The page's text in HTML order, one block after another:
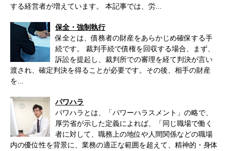
する経営者が増えています。 本記事では、労...
保全・強制執行
保全とは、債務者の財産をあらかじめ確保する手
続です。 裁判手続で債権を回収する場合、まず、
訴訟を提起し、裁判所での審理を経て判決が言い
渡され、確定判決を得ることが必要です。その後、相手の財産
を...
パワハラ
パワハラとは、「パワーハラスメント」の略で、
厚労省が示した定義によれば、「同じ職場で働く
者に対して、職務上の地位や人間関係などの職場
内の優位性を背景に、業務の適正な範囲を超えて、精神的・身体